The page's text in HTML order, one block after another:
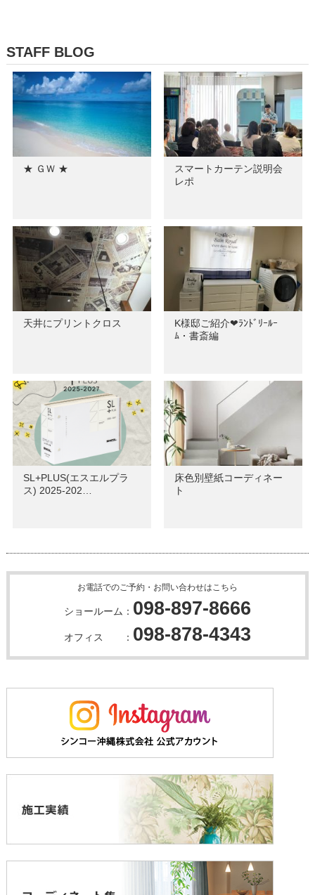
STAFF BLOG
★ ＧＷ ★
スマートカーテン説明会
レポ
天井にプリントクロス
K様邸ご紹介❤ﾗﾝﾄﾞﾘｰﾙｰ
ﾑ・書斎編
SL+PLUS(エスエルプラ
ス) 2025-202…
床色別壁紙コーディネー
ト
お電話でのご予約・お問い合わせはこちら
ショールーム： 098-897-8666
オフィス ： 098-878-4343